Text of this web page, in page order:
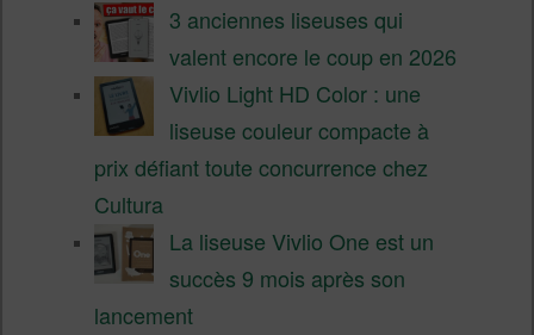
3 anciennes liseuses qui
valent encore le coup en 2026
Vivlio Light HD Color : une
liseuse couleur compacte à
prix défiant toute concurrence chez
Cultura
La liseuse Vivlio One est un
succès 9 mois après son
lancement